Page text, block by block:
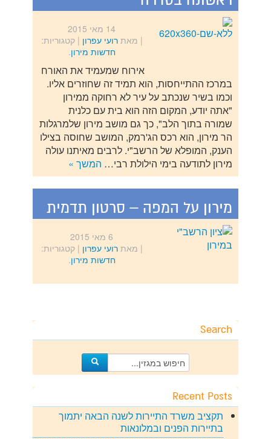
14 מאי 2015
| מאתרועי עפרון |קטגוריות:
חדשות מירון.
אירוח שמעמיד את האורח
במרכז ההתייחסות, הוא תמיד זה שחוזרים אליו.
וכמו בשיר שנכתב על עיר לא רחוקה ממירון
"אתה יודע, המקום הזה הוא בית עם כלנית
שמורה בתוך הלב", כך גם מושב מירון שלמרגלות
הר מירון, הוא רכס הג'רמק, המושב שחוסה בצילו
הענק, המופלא של הרשב"י. לרבים מאיתנו עולה
מירון לתודעה בימי הילולת רבי… המשך »
מירון על המפה – סרטון תדמית
6 מאי 2015
| מאתרועי עפרון |קטגוריות:
חדשות מירון.
Search
Recent Posts
תקציב משרד התיירות לשנה הבאה יתמוך
בתיירות הפנים ובמלונאות